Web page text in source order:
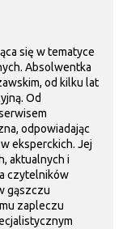
się w tematyce
Absolwentka
od kilku lat
Od
odpowiadając
eksperckich. Jej
aktualnych i
czytelników
gąszczu
zapleczu